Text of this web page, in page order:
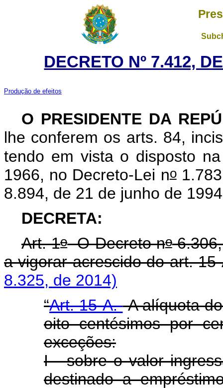
DECRETO Nº 7.412,
Produção de efeitos
O PRESIDENTE DA
lhe conferem os arts. 84,
tendo em vista o disposto
1966, no Decreto-Lei no
8.894, de 21 de junho de
DECRETA:
Art. 1oO Decreto no6.306,
a vigorar acrescido do art.
8.325, de 2014)
“Art. 15-A.A alíquota
oito centésimos por
exceções:
I - sobre o valor
destinado a